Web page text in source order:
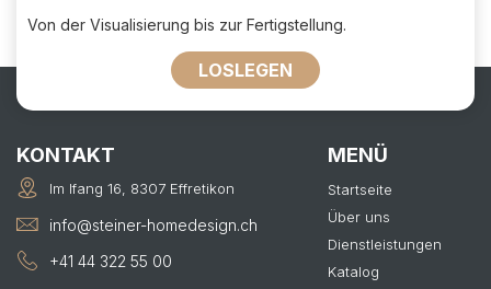
Von der Visualisierung bis zur Fertigstellung.
LOSLEGEN
KONTAKT
Im Ifang 16, 8307 Effretikon
info@steiner-homedesign.ch
+41 44 322 55 00
MENÜ
Startseite
Über uns
Dienstleistungen
Katalog